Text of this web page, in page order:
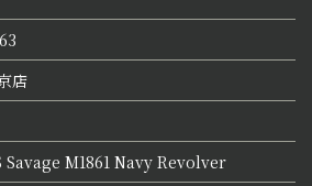
店
Savage M1861 Navy Revolver